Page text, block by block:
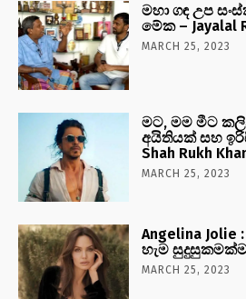
මහා ගඳ උප
මේක – Jayalal
MARCH 25, 2023
මට, මම මීට
අයිතියක් සහ
Shah Rukh
MARCH 25, 2023
Angelina
හැම සුදුසුකමක්ම
MARCH 25, 2023